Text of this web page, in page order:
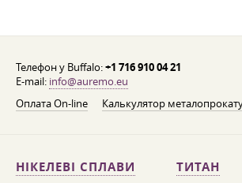
Телефон у Buffalo:+1 716 910 04 21
E-mail: info@auremo.eu
Оплата On-line
Калькулятор
НІКЕЛЕВІ СПЛАВИ ТИТАН